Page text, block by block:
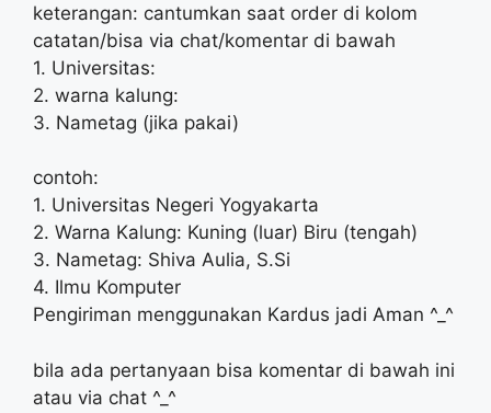
keterangan: cantumkan saat order di kolom
catatan/bisa via chat/komentar di bawah
1. Universitas:
2. warna kalung:
3. Nametag (jika pakai)
contoh:
1. Universitas Negeri Yogyakarta
2. Warna Kalung: Kuning (luar) Biru (tengah)
3. Nametag: Shiva Aulia, S.Si
4. Ilmu Komputer
Pengiriman menggunakan Kardus jadi Aman ^_^
bila ada pertanyaan bisa komentar di bawah ini
atau via chat ^_^